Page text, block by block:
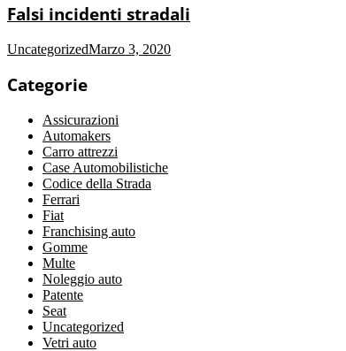
Falsi incidenti stradali
UncategorizedMarzo 3, 2020
Categorie
Assicurazioni
Automakers
Carro attrezzi
Case Automobilistiche
Codice della Strada
Ferrari
Fiat
Franchising auto
Gomme
Multe
Noleggio auto
Patente
Seat
Uncategorized
Vetri auto